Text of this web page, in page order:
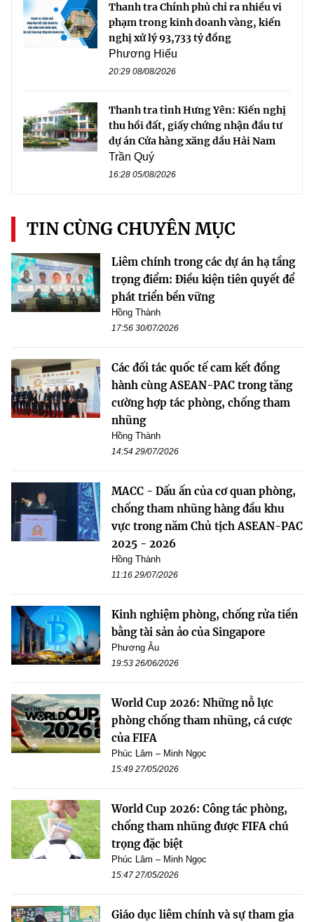
Thanh tra Chính phủ chỉ ra nhiều vi
phạm trong kinh doanh vàng, kiến
nghị xử lý 93,733 tỷ đồng
Phương Hiếu
20:29 08/08/2026
Thanh tra tỉnh Hưng Yên: Kiến nghị
thu hồi đất, giấy chứng nhận đầu tư
dự án Cửa hàng xăng dầu Hải Nam
Trần Quý
16:28 05/08/2026
TIN CÙNG CHUYÊN MỤC
Liêm chính trong các dự án hạ tầng
trọng điểm: Điều kiện tiên quyết để
phát triển bền vững
Hồng Thành
17:56 30/07/2026
Các đối tác quốc tế cam kết đồng
hành cùng ASEAN-PAC trong tăng
cường hợp tác phòng, chống tham
nhũng
Hồng Thành
14:54 29/07/2026
MACC - Dấu ấn của cơ quan phòng,
chống tham nhũng hàng đầu khu
vực trong năm Chủ tịch ASEAN-PAC
2025 - 2026
Hồng Thành
11:16 29/07/2026
Kinh nghiệm phòng, chống rửa tiền
bằng tài sản ảo của Singapore
Phương Âu
19:53 26/06/2026
World Cup 2026: Những nỗ lực
phòng chống tham nhũng, cá cược
của FIFA
Phúc Lâm – Minh Ngọc
15:49 27/05/2026
World Cup 2026: Công tác phòng,
chống tham nhũng được FIFA chú
trọng đặc biệt
Phúc Lâm – Minh Ngọc
15:47 27/05/2026
Giáo dục liêm chính và sự tham gia